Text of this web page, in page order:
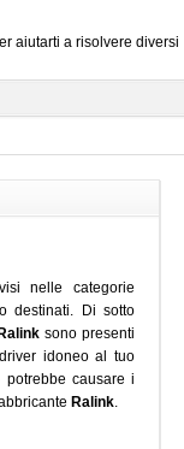
aiutarti a risolvere diversi
nelle categorie
destinati. Di sotto
Ralinksono presenti
idoneo al tuo
causare i
Ralink.